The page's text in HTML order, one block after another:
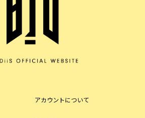
アカウントについて